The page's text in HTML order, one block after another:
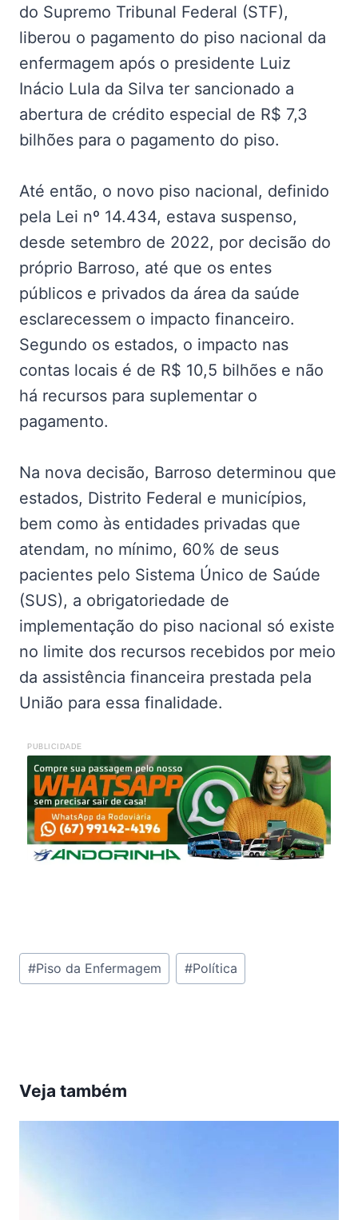
do Supremo Tribunal Federal (STF),
liberou o pagamento do piso nacional da
enfermagem após o presidente Luiz
Inácio Lula da Silva ter sancionado a
abertura de crédito especial de R$ 7,3
bilhões para o pagamento do piso.
Até então, o novo piso nacional, definido
pela Lei nº 14.434, estava suspenso,
desde setembro de 2022, por decisão do
próprio Barroso, até que os entes
públicos e privados da área da saúde
esclarecessem o impacto financeiro.
Segundo os estados, o impacto nas
contas locais é de R$ 10,5 bilhões e não
há recursos para suplementar o
pagamento.
Na nova decisão, Barroso determinou que
estados, Distrito Federal e municípios,
bem como às entidades privadas que
atendam, no mínimo, 60% de seus
pacientes pelo Sistema Único de Saúde
(SUS), a obrigatoriedade de
implementação do piso nacional só existe
no limite dos recursos recebidos por meio
da assistência financeira prestada pela
União para essa finalidade.
PUBLICIDADE
Tags
do
#Piso da Enfermagem #Política
Veja também